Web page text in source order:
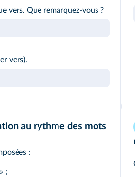
vers. Que remarquez-vous ?
vers).
au rythme des mots
:
;